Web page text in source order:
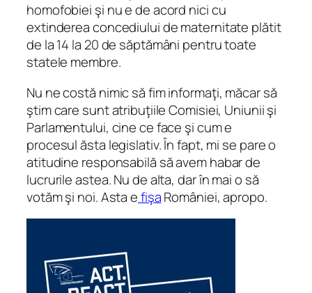
homofobiei şi nu e de acord nici cu
extinderea concediului de maternitate plătit
de la 14 la 20 de săptămâni pentru toate
statele membre.
Nu ne costă nimic să fim informaţi, măcar să
ştim care sunt atribuţiile Comisiei, Uniunii şi
Parlamentului, cine ce face şi cum e
procesul ăsta legislativ. În fapt, mi se pare o
atitudine responsabilă să avem habar de
lucrurile astea. Nu de alta, dar în mai o să
votăm şi noi. Asta efişaRomâniei, apropo.